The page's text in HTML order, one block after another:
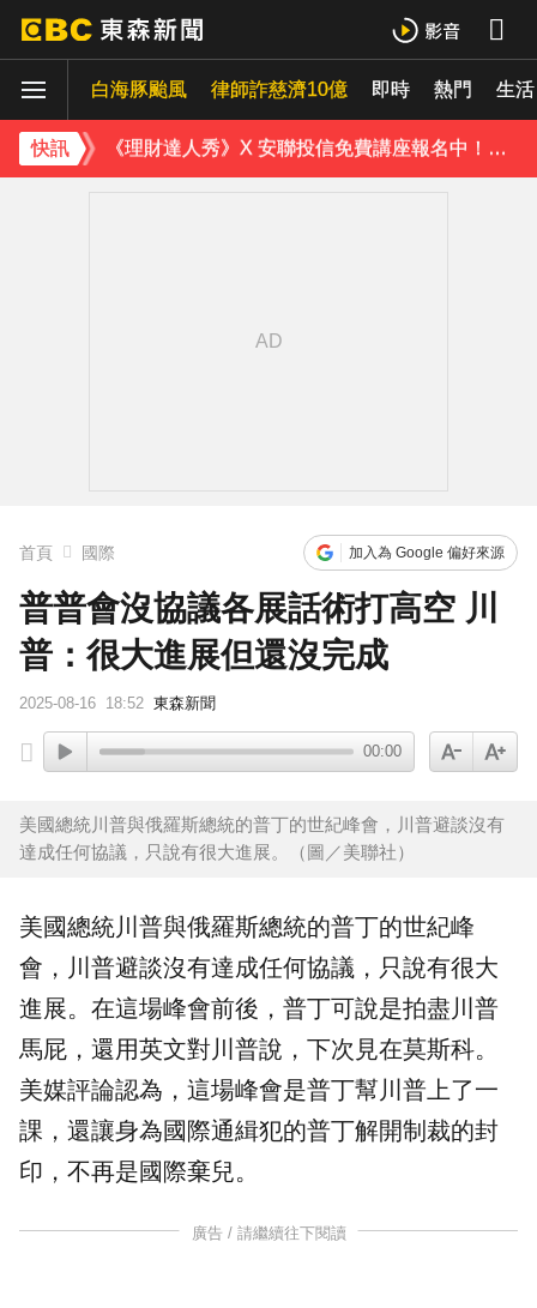
白海豚颱風 律師詐慈濟10億 即時 熱門 生活
快訊
快訊／台北喜來登飯店旁 施工圍籬倒塌壓傷路人
快訊／國家警報大響！大雷雨猛炸3縣市 警戒區域曝
《理財達人秀》X 安聯投信免費講座報名中！搶先卡位 2027
首頁 國際 加入為 Google 偏好來源
普普會沒協議各展話術打高空 川
普：很大進展但還沒完成
2025-08-16 18:52 東森新聞
00:00
美國總統川普與俄羅斯總統的普丁的世紀峰會，川普避談沒有
達成任何協議，只說有很大進展。（圖／美聯社）
美國總統川普與俄羅斯總統的普丁的世紀峰
會 ，川普避談沒有達成任何協議 ，只說有很大
進展。在這場峰會前後，普丁可說是拍盡川普
馬屁，還用英文對川普說，下次見在莫斯科。
美媒評論認為，這場峰會是普丁幫川普上了一
課，還讓身為國際通緝犯的普丁解開制裁的封
印，不再是國際棄兒。
廣告 / 請繼續往下閱讀